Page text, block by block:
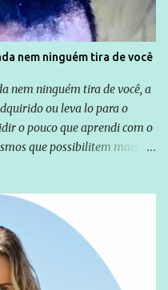
nem ninguém tira de você
nem ninguém tira de você, a
ou leva lo para o
o pouco que aprendi com o
que possibilitem mais e
além de informação
preocupantes, do tipo que
vou trabalhar a ideia
mas que gere de
Exemplo: o